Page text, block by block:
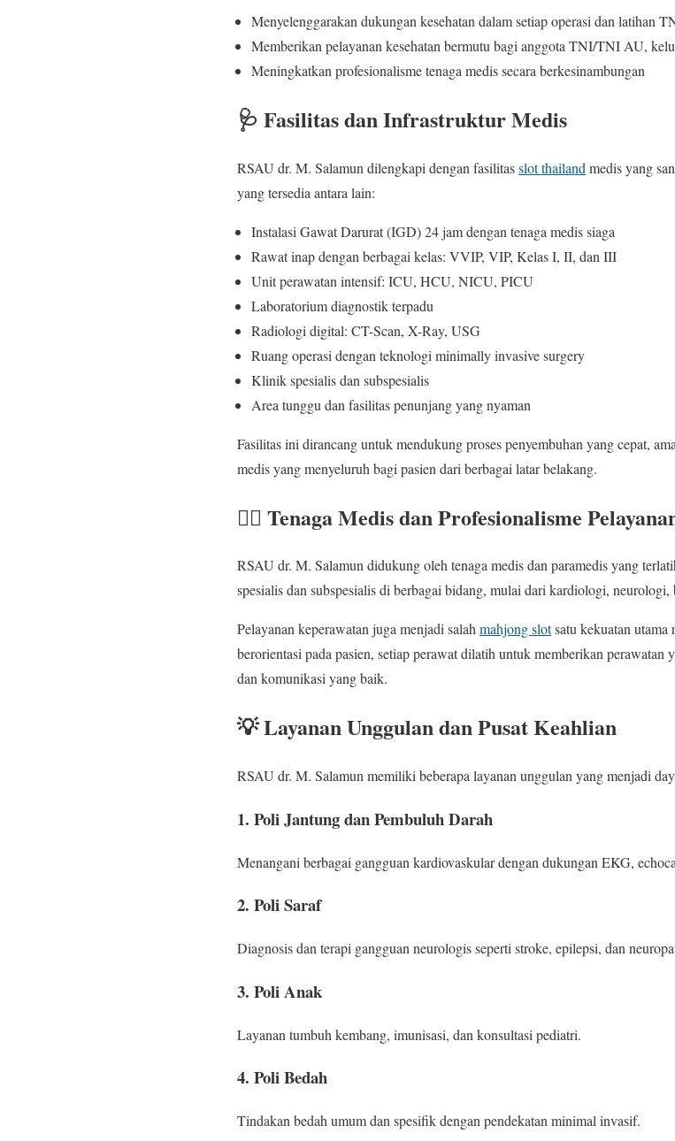
Menyelenggarakan dukungan kesehatan dalam setiap operasi dan latihan
Memberikan pelayanan kesehatan bermutu bagi anggota TNI/TNI AU,
Meningkatkan profesionalisme tenaga medis secara berkesinambungan
🩺 Fasilitas dan Infrastruktur Medis
RSAU dr. M. Salamun dilengkapi dengan fasilitasslot thailand medis yang
yang tersedia antara lain:
Instalasi Gawat Darurat (IGD) 24 jam dengan tenaga medis siaga
Rawat inap dengan berbagai kelas: VVIP, VIP, Kelas I, II, dan III
Unit perawatan intensif: ICU, HCU, NICU, PICU
Laboratorium diagnostik terpadu
Radiologi digital: CT-Scan, X-Ray, USG
Ruang operasi dengan teknologi minimally invasive surgery
Klinik spesialis dan subspesialis
Area tunggu dan fasilitas penunjang yang nyaman
Fasilitas ini dirancang untuk mendukung proses penyembuhan yang cepat,
medis yang menyeluruh bagi pasien dari berbagai latar belakang.
👨‍⚕️ Tenaga Medis dan Profesionalisme
RSAU dr. M. Salamun didukung oleh tenaga medis dan paramedis yang
spesialis dan subspesialis di berbagai bidang, mulai dari kardiologi,
Pelayanan keperawatan juga menjadi salahmahjong slotsatu kekuatan utama
berorientasi pada pasien, setiap perawat dilatih untuk memberikan
dan komunikasi yang baik.
💡 Layanan Unggulan dan Pusat Keahlian
RSAU dr. M. Salamun memiliki beberapa layanan unggulan yang menjadi
1. Poli Jantung dan Pembuluh Darah
Menangani berbagai gangguan kardiovaskular dengan dukungan EKG,
2. Poli Saraf
Diagnosis dan terapi gangguan neurologis seperti stroke, epilepsi, dan
3. Poli Anak
Layanan tumbuh kembang, imunisasi, dan konsultasi pediatri.
4. Poli Bedah
Tindakan bedah umum dan spesifik dengan pendekatan minimal invasif.